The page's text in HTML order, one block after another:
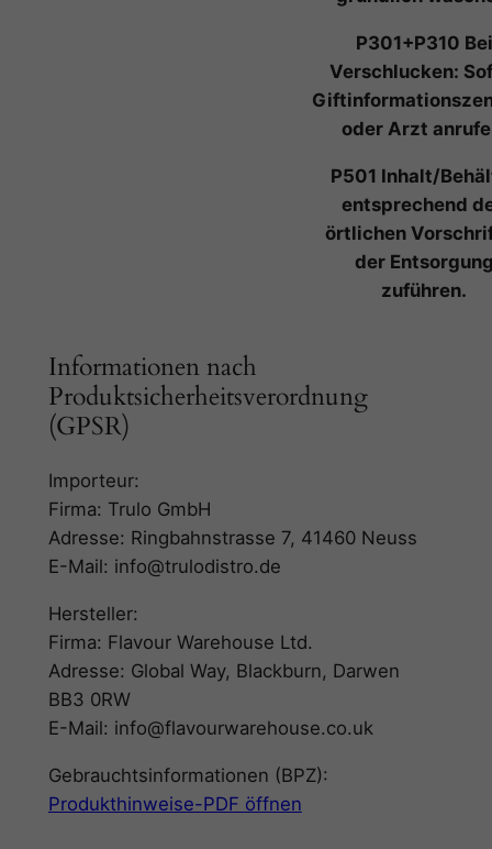
P301+P310 Bei
Verschlucken:
oder Arzt
P501 Inhalt/
entsprechend
örtlichen
der
zuführen.
Informationen nach
Produktsicherheitsverordnung
(GPSR)
Importeur:
Firma: Trulo GmbH
Adresse: Ringbahnstrasse 7, 41460 Neuss
E-Mail: info@trulodistro.de
Hersteller:
Firma: Flavour Warehouse Ltd.
Adresse: Global Way, Blackburn, Darwen
BB3 0RW
E-Mail: info@flavourwarehouse.co.uk
Gebrauchtsinformationen (BPZ):
Produkthinweise-PDF öffnen